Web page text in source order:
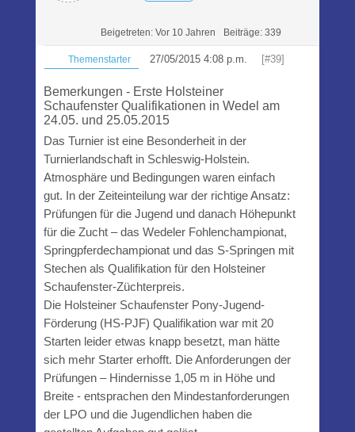
Beigetreten: Vor 10 Jahren Beiträge: 339
Themenstarter 27/05/2015 4:08 p.m. [#39]
Bemerkungen - Erste Holsteiner
Schaufenster Qualifikationen in Wedel am
24.05. und 25.05.2015
Das Turnier ist eine Besonderheit in der
Turnierlandschaft in Schleswig-Holstein.
Atmosphäre und Bedingungen waren einfach
gut. In der Zeiteinteilung war der richtige Ansatz:
Prüfungen für die Jugend und danach Höhepunkt
für die Zucht – das Wedeler Fohlenchampionat,
Springpferdechampionat und das S-Springen mit
Stechen als Qualifikation für den Holsteiner
Schaufenster-Züchterpreis.
Die Holsteiner Schaufenster Pony-Jugend-
Förderung (HS-PJF) Qualifikation war mit 20
Starten leider etwas knapp besetzt, man hätte
sich mehr Starter erhofft. Die Anforderungen der
Prüfungen – Hindernisse 1,05 m in Höhe und
Breite - entsprachen den Mindestanforderungen
der LPO und die Jugendlichen haben die